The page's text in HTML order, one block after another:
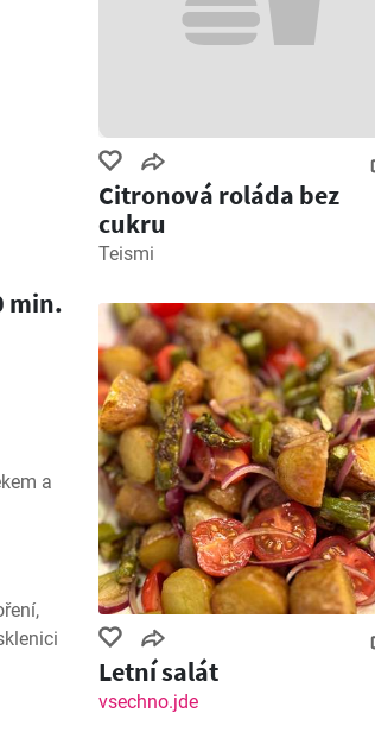
min.
a
Citronová roláda bez
cukru
Teismi
Letní salát
vsechno.jde